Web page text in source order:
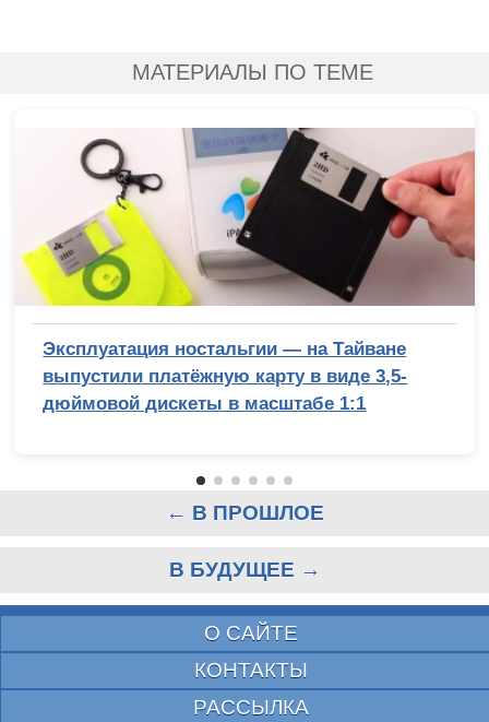
МАТЕРИАЛЫ ПО ТЕМЕ
Эксплуатация ностальгии — на Тайване
выпустили платёжную карту в виде 3,5-
дюймовой дискеты в масштабе 1:1
← В ПРОШЛОЕ
В БУДУЩЕЕ →
О САЙТЕ
КОНТАКТЫ
РАССЫЛКА